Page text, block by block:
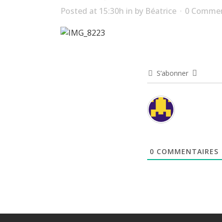
Posted at 15:30h in by Béatrice 0
S’abonner
0 COMMENTAIRES